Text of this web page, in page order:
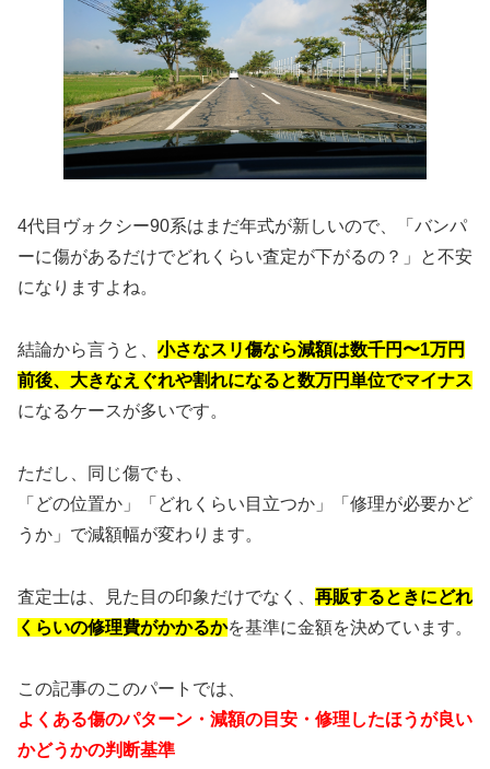
4代目ヴォクシー90系はまだ年式が新しいので、「バンパ
ーに傷があるだけでどれくらい査定が下がるの？」と不安
になりますよね。
結論から言うと、 小さなスリ傷なら減額は数千円〜1万円
前後、大きなえぐれや割れになると数万円単位でマイナス
になるケースが多いです。
ただし、同じ傷でも、
「どの位置か」「どれくらい目立つか」「修理が必要かど
うか」で減額幅が変わります。
査定士は、見た目の印象だけでなく、 再販するときにどれ
くらいの修理費がかかるかを基準に金額を決めています。
この記事のこのパートでは、
よくある傷のパターン・減額の目安・修理したほうが良い
かどうかの判断基準